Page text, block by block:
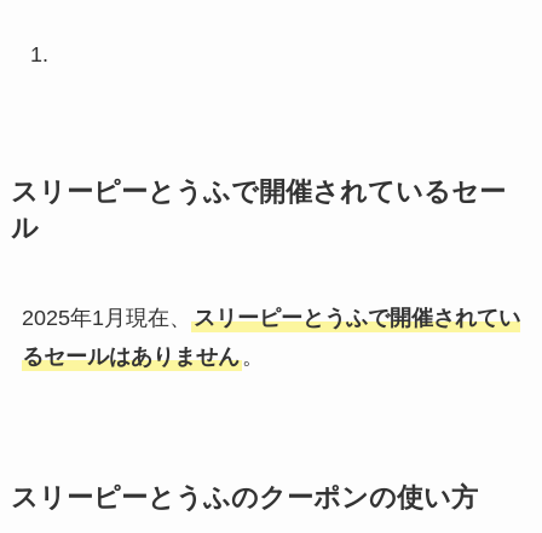
スリーピーとうふで開催されているセー
ル
2025年1月現在、 スリーピーとうふで開催されてい
るセールはありません。
スリーピーとうふのクーポンの使い方